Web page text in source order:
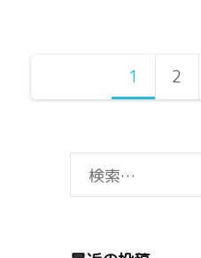
稿
Page
1 Page
2
検
索: